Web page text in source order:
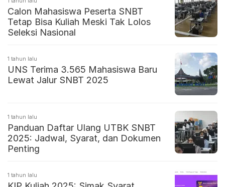
Calon Mahasiswa Peserta SNBT
Tetap Bisa Kuliah Meski Tak Lolos
Seleksi Nasional
1 tahun lalu
UNS Terima 3.565 Mahasiswa Baru
Lewat Jalur SNBT 2025
1 tahun lalu
Panduan Daftar Ulang UTBK SNBT
2025: Jadwal, Syarat, dan Dokumen
Penting
1 tahun lalu